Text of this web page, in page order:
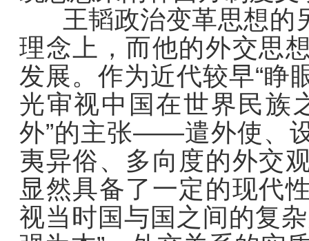
王韬政治变革思想的
理念上，而他的外交思
发展。作为近代较早“睁
光审视中国在世界民族
外”的主张——遣外使、
夷异俗、多向度的外交
显然具备了一定的现代
视当时国与国之间的复